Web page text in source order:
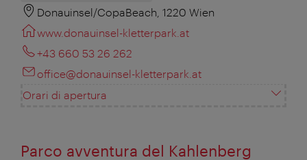
Donauinsel/CopaBeach, 1220 Wien
www.donauinsel-kletterpark.at
+43 660 53 26 262
office@donauinsel-kletterpark.at
Orari di apertura
Parco avventura del Kahlenberg